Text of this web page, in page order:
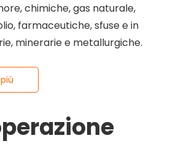
chimiche, gas naturale,
farmaceutiche, sfuse e in
minerarie e metallurgiche.